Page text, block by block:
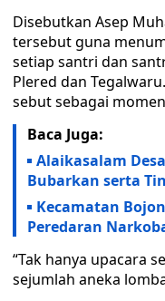
Disebutkan Asep
tersebut guna
setiap santri dan
Plered dan
sebut sebagai
Baca Juga:
Alaikasalam
Bubarkan serta
Kecamatan
Peredaran
“Tak hanya upacara
sejumlah aneka